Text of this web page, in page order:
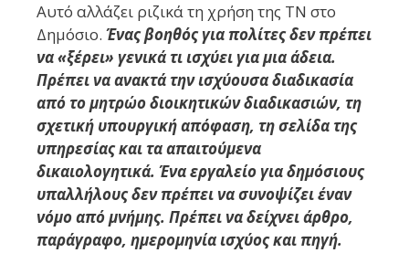
Αυτό αλλάζει ριζικά τη χρήση της ΤΝ στο
Δημόσιο. Ένας βοηθός για πολίτες δεν πρέπει
να «ξέρει» γενικά τι ισχύει για μια άδεια.
Πρέπει να ανακτά την ισχύουσα διαδικασία
από το μητρώο διοικητικών διαδικασιών, τη
σχετική υπουργική απόφαση, τη σελίδα της
υπηρεσίας και τα απαιτούμενα
δικαιολογητικά. Ένα εργαλείο για δημόσιους
υπαλλήλους δεν πρέπει να συνοψίζει έναν
νόμο από μνήμης. Πρέπει να δείχνει άρθρο,
παράγραφο, ημερομηνία ισχύος και πηγή.